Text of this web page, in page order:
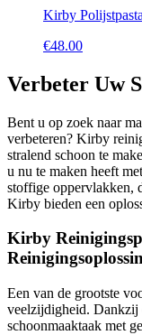
Kirby
€48.00
Verbeter Uw
Bent u op zoek naar
verbeteren? Kirby
stralend schoon te
u nu te maken heeft
stoffige oppervlakken,
Kirby bieden een
Kirby
Een van de grootste
veelzijdigheid. Dankzij
schoonmaaktaak met